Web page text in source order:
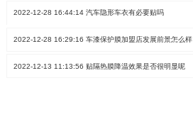
2022-12-28 16:44:14 汽车隐形车衣有必要贴吗
2022-12-28 16:29:16 车漆保护膜加盟店发展前景怎么样
2022-12-13 11:13:56 贴隔热膜降温效果是否很明显呢